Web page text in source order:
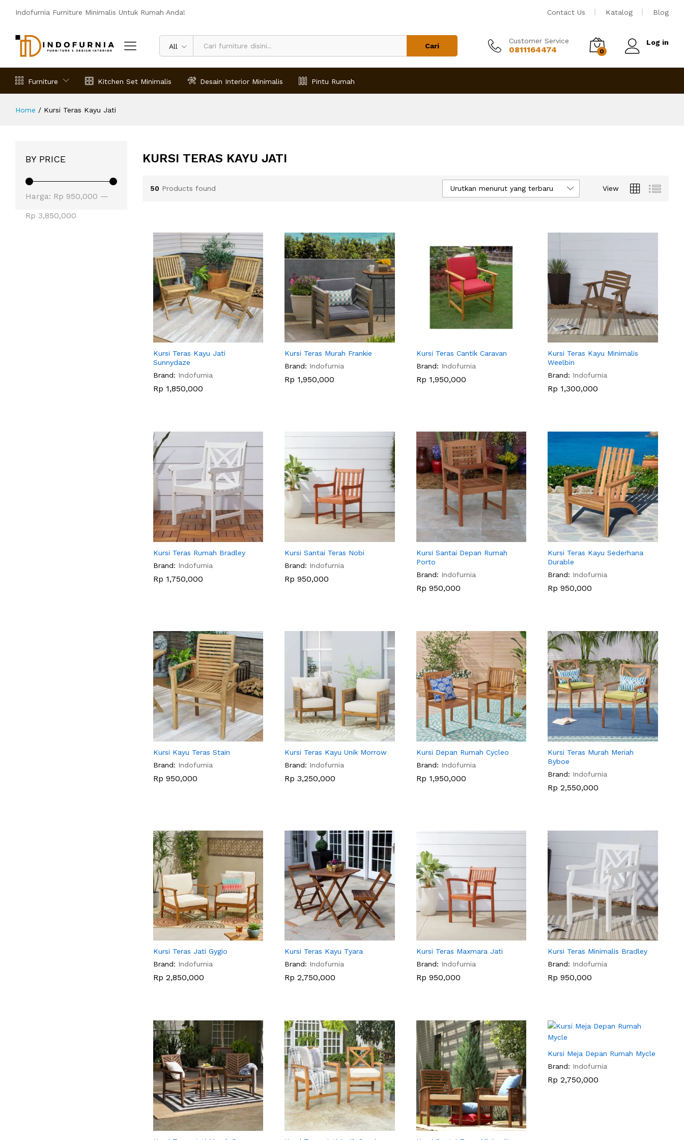
Indofurnia Furniture Minimalis Untuk Rumah Anda! Contact Us Katalog Blog
All Cari
Customer Service
0811164474 0
Log in
Furniture Kitchen Set Minimalis Desain Interior Minimalis Pintu Rumah
Home / Kursi Teras Kayu Jati
KURSI TERAS KAYU JATI
50 Products found View
Urutkan menurut yang terbaru
Kursi Teras Kayu Jati
Sunnydaze
Brand: Indofurnia
Rp 1,850,000
Rp 1,850,000
Kursi Teras Murah Frankie
Brand: Indofurnia
Rp 1,950,000
Rp 1,950,000
Kursi Teras Cantik Caravan
Brand: Indofurnia
Rp 1,950,000
Rp 1,950,000
Kursi Teras Kayu Minimalis
Weelbin
Brand: Indofurnia
Rp 1,300,000
Rp 1,300,000
Kursi Teras Rumah Bradley
Brand: Indofurnia
Rp 1,750,000
Rp 1,750,000
Kursi Santai Teras Nobi
Brand: Indofurnia
Rp 950,000
Rp 950,000
Kursi Santai Depan Rumah
Porto
Brand: Indofurnia
Rp 950,000
Rp 950,000
Kursi Teras Kayu Sederhana
Durable
Brand: Indofurnia
Rp 950,000
Rp 950,000
Kursi Kayu Teras Stain
Brand: Indofurnia
Rp 950,000
Rp 950,000
Kursi Teras Kayu Unik Morrow
Brand: Indofurnia
Rp 3,250,000
Rp 3,250,000
Kursi Depan Rumah Cycleo
Brand: Indofurnia
Rp 1,950,000
Rp 1,950,000
Kursi Teras Murah Meriah
Byboe
Brand: Indofurnia
Rp 2,550,000
Rp 2,550,000
Kursi Teras Jati Gygio
Brand: Indofurnia
Rp 2,850,000
Rp 2,850,000
Kursi Teras Kayu Tyara
Brand: Indofurnia
Rp 2,750,000
Rp 2,750,000
Kursi Teras Maxmara Jati
Brand: Indofurnia
Rp 950,000
Rp 950,000
Kursi Teras Minimalis Bradley
Brand: Indofurnia
Rp 950,000
Rp 950,000
Kursi Meja Depan Rumah Mycle
Brand: Indofurnia
Rp 2,750,000
Rp 2,750,000
BY PRICE
Harga: Rp 950,000 —
Rp 3,850,000